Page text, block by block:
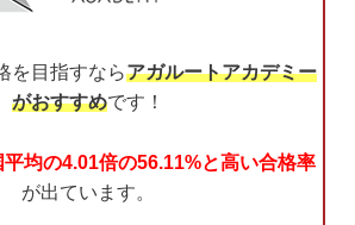
を目指すならアガルートアカデミー
がおすすめです！
平均の4.01倍の56.11%と高い合格率
が出ています。